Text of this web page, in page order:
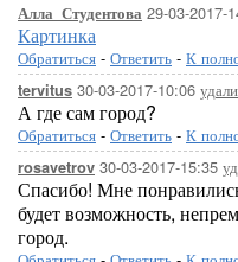
Алла_Студентова 29-03-2017-
Картинка
Обратиться - Ответить - К
tervitus 30-03-2017-10:06
А где сам город?
Обратиться - Ответить - К
rosavetrov 30-03-2017-15:35
Спасибо! Мне
будет возможность,
город.